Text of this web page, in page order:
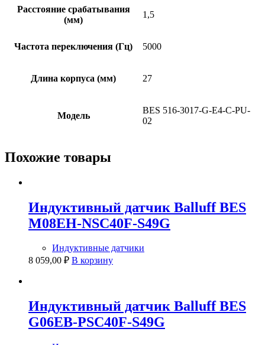
Расстояние срабатывания
(мм)
1,5
Частота переключения (Гц) 5000
Длина корпуса (мм) 27
Модель
BES 516-3017-G-E4-C-PU-
02
Похожие товары
Индуктивный датчик Balluff BES
M08EH-NSC40F-S49G
Индуктивные датчики
8 059,00 ₽ В корзину
Индуктивный датчик Balluff BES
G06EB-PSC40F-S49G